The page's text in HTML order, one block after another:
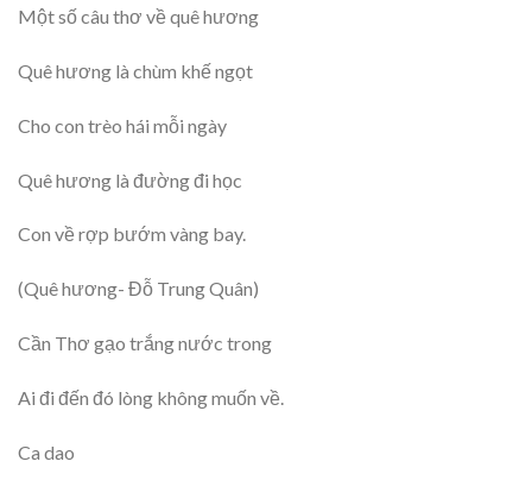
Một số câu thơ về quê hương
Quê hương là chùm khế ngọt
Cho con trèo hái mỗi ngày
Quê hương là đường đi học
Con về rợp bướm vàng bay.
(Quê hương- Đỗ Trung Quân)
Cần Thơ gạo trắng nước trong
Ai đi đến đó lòng không muốn về.
Ca dao